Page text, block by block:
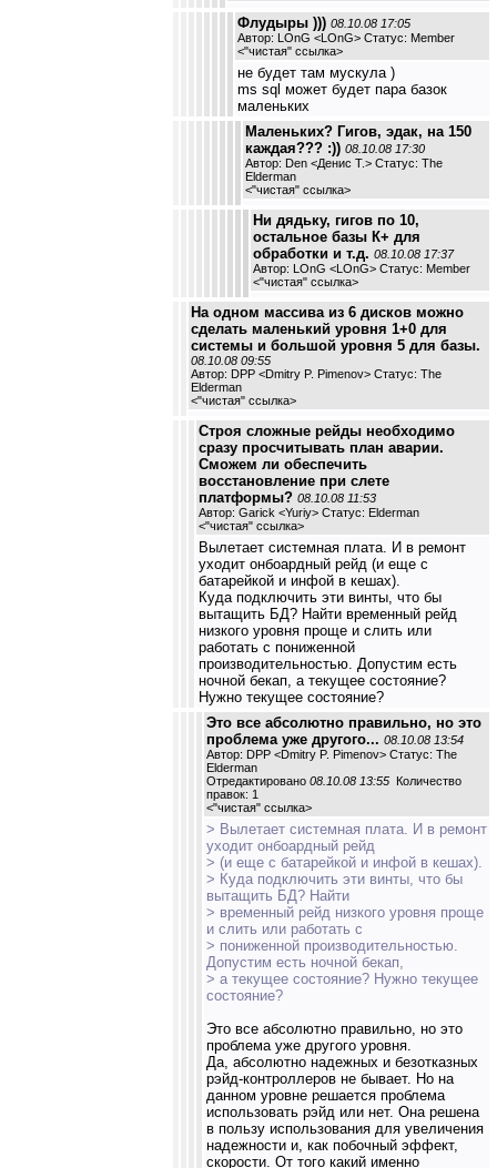
Флудыры ))) 08.10.08 17:05
Автор: LOnG <LOnG> Статус: Member
<"чистая" ссылка>
не будет там мускула )
ms sql может будет пара базок
маленьких
Маленьких? Гигов, эдак, на 150
каждая??? :)) 08.10.08 17:30
Автор: Den <Денис Т.> Статус: The
Elderman
<"чистая" ссылка>
Ни дядьку, гигов по 10,
остальное базы К+ для
обработки и т.д. 08.10.08 17:37
Автор: LOnG <LOnG> Статус: Member
<"чистая" ссылка>
На одном массива из 6 дисков можно
сделать маленький уровня 1+0 для
системы и большой уровня 5 для базы.
08.10.08 09:55
Автор: DPP <Dmitry P. Pimenov> Статус: The
Elderman
<"чистая" ссылка>
Строя сложные рейды необходимо
сразу просчитывать план аварии.
Сможем ли обеспечить
восстановление при слете
платформы? 08.10.08 11:53
Автор: Garick <Yuriy> Статус: Elderman
<"чистая" ссылка>
Вылетает системная плата. И в ремонт
уходит онбоардный рейд (и еще с
батарейкой и инфой в кешах).
Куда подключить эти винты, что бы
вытащить БД? Найти временный рейд
низкого уровня проще и слить или
работать с пониженной
производительностью. Допустим есть
ночной бекап, а текущее состояние?
Нужно текущее состояние?
Это все абсолютно правильно, но это
проблема уже другого... 08.10.08 13:54
Автор: DPP <Dmitry P. Pimenov> Статус: The
Elderman
Отредактировано 08.10.08 13:55 Количество
правок: 1
<"чистая" ссылка>
> Вылетает системная плата. И в ремонт
уходит онбоардный рейд
> (и еще с батарейкой и инфой в кешах).
> Куда подключить эти винты, что бы
вытащить БД? Найти
> временный рейд низкого уровня проще
и слить или работать с
> пониженной производительностью.
Допустим есть ночной бекап,
> а текущее состояние? Нужно текущее
состояние?
Это все абсолютно правильно, но это
проблема уже другого уровня.
Да, абсолютно надежных и безотказных
рэйд-контроллеров не бывает. Но на
данном уровне решается проблема
использовать рэйд или нет. Она решена
в пользу использования для увеличения
надежности и, как побочный эффект,
скорости. От того какий именно